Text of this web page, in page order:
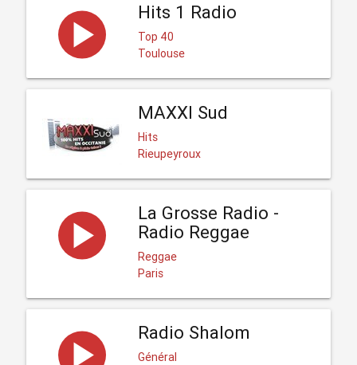
Hits 1 Radio
Top 40
Toulouse
MAXXI Sud
Hits
Rieupeyroux
La Grosse Radio -
Radio Reggae
Reggae
Paris
Radio Shalom
Général